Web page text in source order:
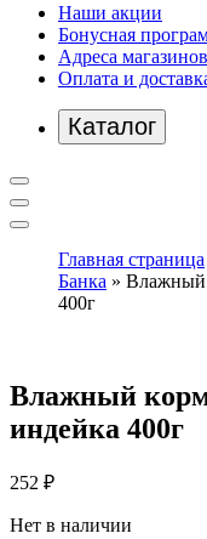
Наши акции
Бонусная
Адреса магазинов
Оплата и
Каталог
Главная страница
Банка » Влажный
400г
Влажный
индейка 400г
252 ₽
Нет в наличии